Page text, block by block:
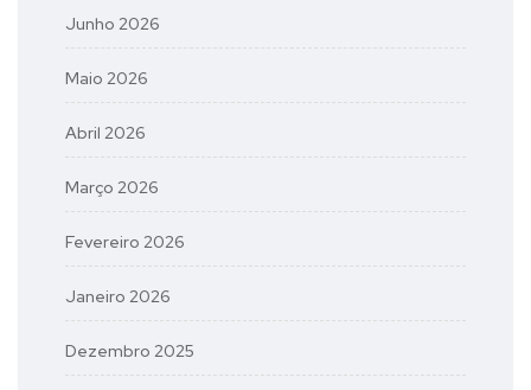
Junho 2026
Maio 2026
Abril 2026
Março 2026
Fevereiro 2026
Janeiro 2026
Dezembro 2025